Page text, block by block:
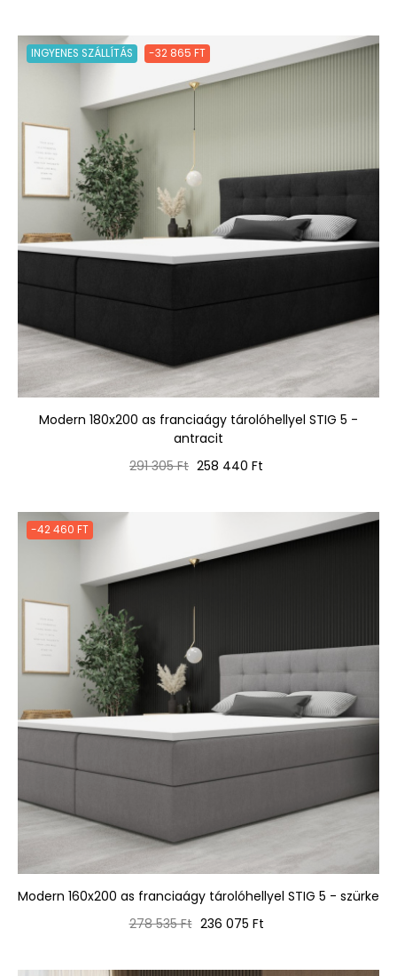
INGYENES SZÁLLÍTÁS -32 865 FT
Modern 180x200 as franciaágy tárolóhellyel STIG 5 -
antracit
Normál
291 305 Ft Ár
258 440 Ft
-42 460 FT
Modern 160x200 as franciaágy tárolóhellyel STIG 5 - szürke
Normál
278 535 Ft Ár
236 075 Ft